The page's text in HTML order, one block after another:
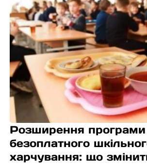
Розширення програми
безоплатного
харчування: що